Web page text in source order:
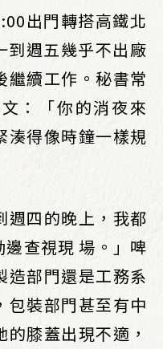
出門轉搭高鐵北
到週五幾乎不出廠
繼續工作。秘書常
：「你的消夜來
湊得像時鐘一樣規
週四的晚上，我都
查視現 場。」啤
造部門還是工務系
包裝部門甚至有中
膝蓋出現不適，